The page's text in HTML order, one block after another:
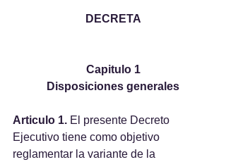
DECRETA
Capitulo 1
Disposiciones generales
Articulo 1. El presente Decreto
Ejecutivo tiene como objetivo
reglamentar la variante de la